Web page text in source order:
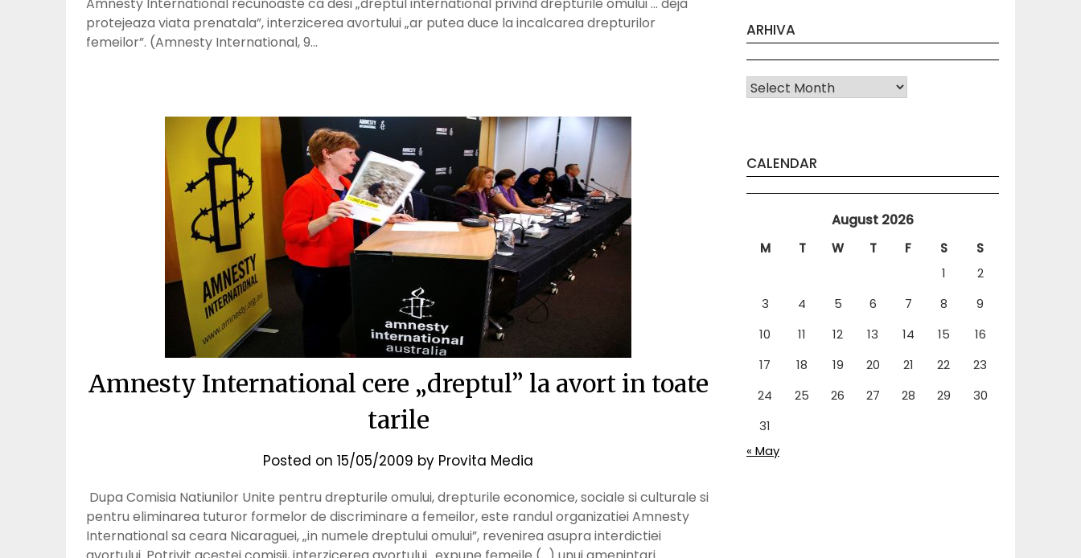
protejeaza viata prenatala”, interzicerea avortului „ar putea duce la incalcarea drepturilor
femeilor”. (Amnesty International, 9…
Amnesty International cere „dreptul” la avort in toate
tarile
Posted on 15/05/2009 by Provita Media
Dupa Comisia Natiunilor Unite pentru drepturile omului, drepturile economice, sociale si culturale si
pentru eliminarea tuturor formelor de discriminare a femeilor, este randul organizatiei Amnesty
International sa ceara Nicaraguei, „in numele dreptului omului”, revenirea asupra interdictiei
ARHIVA
Arhiva
CALENDAR
August 2026
M T W T F S
S
1
2
3
4 5 6 7 8
9
10
11 12 13 14 15
16
17
18 19 20 21 22
23
24
25 26 27 28 29
30
31
« May